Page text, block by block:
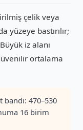
çelik veya
yüzeye bastırılır;
iz alanı
ortalama
bandı: 470–530
16 birim